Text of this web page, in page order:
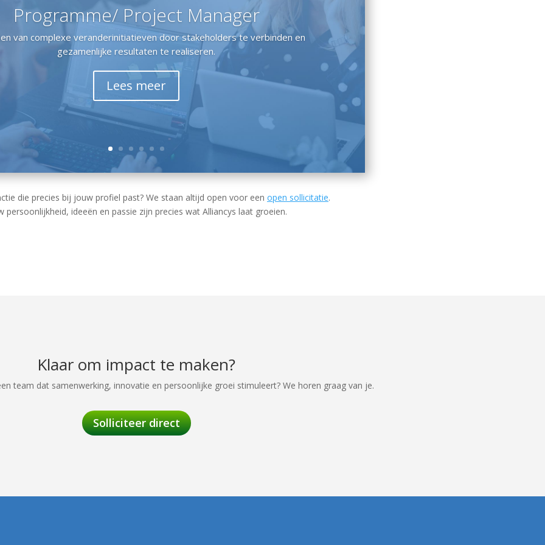
Programme/ Project Manager
van complexe veranderinitiatieven door stakeholders te verbinden en
gezamenlijke resultaten te realiseren.
Lees meer
die precies bij jouw profiel past? We staan altijd open voor een open sollicitatie.
persoonlijkheid, ideeën en passie zijn precies wat Alliancys laat groeien.
Klaar om impact te maken?
team dat samenwerking, innovatie en persoonlijke groei stimuleert? We horen graag van je.
Solliciteer direct